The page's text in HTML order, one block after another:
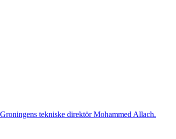
tekniske direktör Mohammed Allach.